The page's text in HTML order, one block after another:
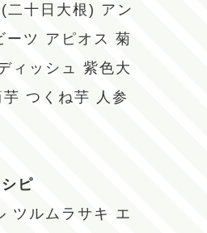
二十日大根) アン
ーツ アピオス 菊
ィッシュ
紫色大
芋 つくね芋
人参
ピ
ツルムラサキ エ